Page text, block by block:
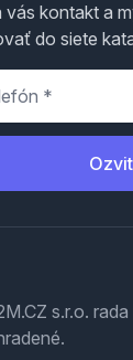
vás kontakt a
do siete
s.r.o. rada